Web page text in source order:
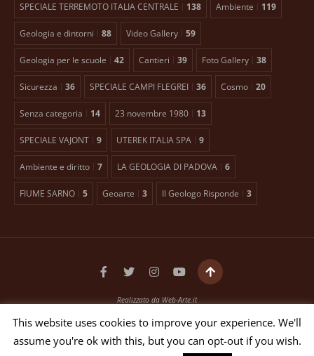
SPECIALE TERREMOTO ITALIA CENTRALE 138 Ambiente 119
Geologia e dintorni 88 Video Gallery 59
Geologia per le scuole 42 Cantieri 39 Foto Gallery 38
Sicurezza 36 SPECIALE CAMPI FLEGREI 36 Cosmo 20
Senza categoria 14 23 novembre 1980 13
SPECIALE VAJONT 9 UTEREK ITALIA SPA 9
Ambiente e diritto 7 LA GEOLOGIA DI PADOVA 6
FIUME SARNO 5 Geoarte 3 Il Geologo Risponde 3
Realizzato da Web-Arte.it
EDITORE ANTONIO TOSCANO Via Bellini, 21 35012 Camposampiero (PD)
P.IVA 03551640653 - N. REG. ROC 26268
This website uses cookies to improve your experience. We'll
assume you're ok with this, but you can opt-out if you wish.